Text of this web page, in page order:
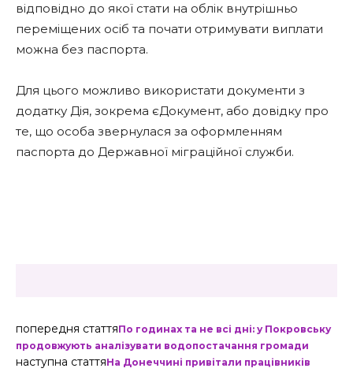
відповідно до якої стати на облік внутрішньо
переміщених осіб та почати отримувати виплати
можна без паспорта.
Для цього можливо використати документи з
додатку Дія, зокрема єДокумент, або довідку про
те, що особа звернулася за оформленням
паспорта до Державної міграційної служби.
попередня статтяПо годинах та не всі дні: у Покровську
продовжують аналізувати водопостачання громади
наступна статтяНа Донеччині привітали працівників